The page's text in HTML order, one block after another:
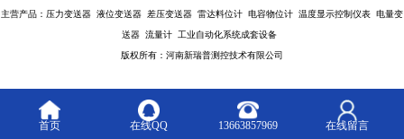
主营产品：压力变送器 液位变送器 差压变送器 雷达料位计 电容物位计 温度显示控制仪表 电量变
送器 流量计 工业自动化系统成套设备
版权所有：河南新瑞普测控技术有限公司
首页 在线QQ 13663857969 在线留言